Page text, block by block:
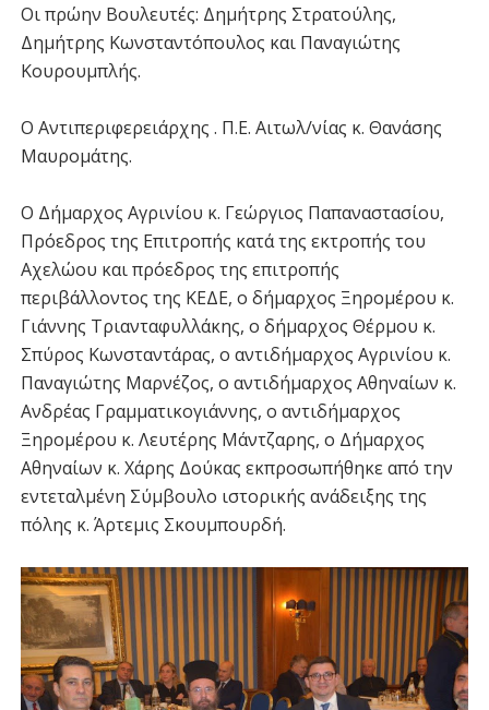
Οι πρώην Βουλευτές: Δημήτρης Στρατούλης,
Δημήτρης Κωνσταντόπουλος και Παναγιώτης
Κουρουμπλής.
Ο Αντιπεριφερειάρχης . Π.Ε. Αιτωλ/νίας κ. Θανάσης
Μαυρομάτης.
Ο Δήμαρχος Αγρινίου κ. Γεώργιος Παπαναστασίου,
Πρόεδρος της Επιτροπής κατά της εκτροπής του
Αχελώου και πρόεδρος της επιτροπής
περιβάλλοντος της ΚΕΔΕ, ο δήμαρχος Ξηρομέρου κ.
Γιάννης Τριανταφυλλάκης, ο δήμαρχος Θέρμου κ.
Σπύρος Κωνσταντάρας, ο αντιδήμαρχος Αγρινίου κ.
Παναγιώτης Μαρνέζος, ο αντιδήμαρχος Αθηναίων κ.
Ανδρέας Γραμματικογιάννης, ο αντιδήμαρχος
Ξηρομέρου κ. Λευτέρης Μάντζαρης, ο Δήμαρχος
Αθηναίων κ. Χάρης Δούκας εκπροσωπήθηκε από την
εντεταλμένη Σύμβουλο ιστορικής ανάδειξης της
πόλης κ. Άρτεμις Σκουμπουρδή.